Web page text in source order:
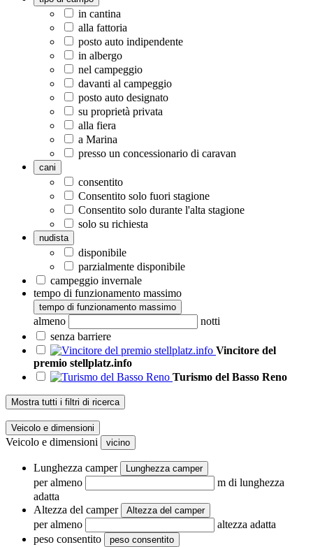
in cantina
alla fattoria
posto auto indipendente
in albergo
nel campeggio
davanti al campeggio
posto auto designato
su proprietà privata
alla fiera
a Marina
presso un concessionario di caravan
cani
consentito
Consentito solo fuori stagione
Consentito solo durante l'alta stagione
solo su richiesta
nudista
disponibile
parzialmente disponibile
campeggio invernale
tempo di funzionamento massimo
tempo di funzionamento massimo
almeno
notti
senza barriere
Vincitore del
premio stellplatz.info
Turismo del Basso Reno
Mostra tutti i filtri di ricerca
Veicolo e dimensioni
Veicolo e dimensioni vicino
Lunghezza camper Lunghezza camper
per almeno
m di lunghezza
adatta
Altezza del camper
Altezza del camper
per almeno
altezza adatta
peso consentito
peso consentito